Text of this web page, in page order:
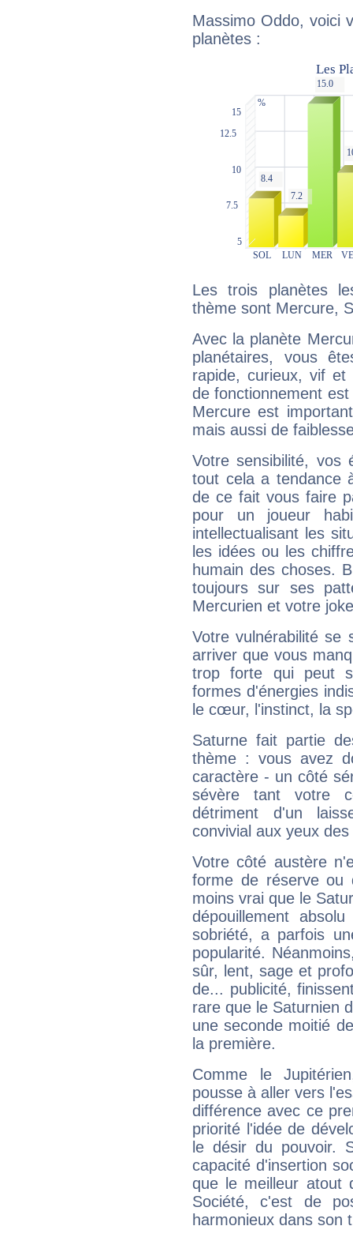
Massimo Oddo, voici
planètes :
Les trois planètes
thème sont Mercure,
Avec la planète
planétaires, vous
rapide, curieux, vif et
de fonctionnement
Mercure est
mais aussi de
Votre sensibilité,
tout cela a tendance
de ce fait vous faire
pour un joueur
intellectualisant les
les idées ou les
humain des choses.
toujours sur ses
Mercurien et votre
Votre vulnérabilité se
arriver que vous
trop forte qui peut
formes d'énergies
le cœur, l'instinct, la
Saturne fait partie
thème : vous avez
caractère - un côté
sévère tant votre
détriment d'un
convivial aux yeux
Votre côté austère
forme de réserve
moins vrai que le
dépouillement
sobriété, a parfois
popularité.
sûr, lent, sage et
de... publicité,
rare que le Saturnien
une seconde moitié
la première.
Comme le
pousse à aller vers
différence avec ce
priorité l'idée de
le désir du pouvoir.
capacité d'insertion
que le meilleur atout
Société, c'est de
harmonieux dans son